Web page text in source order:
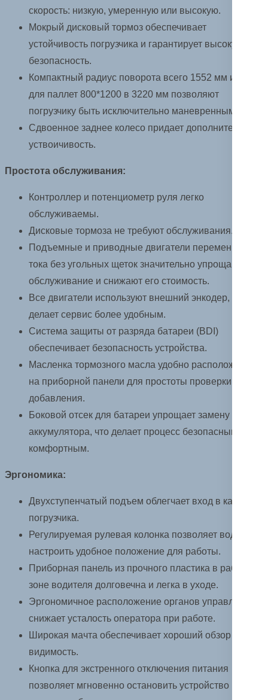
скорость: низкую, умеренную или высокую.
Мокрый дисковый тормоз обеспечивает
устойчивость погрузчика и гарантирует высокую
безопасность.
Компактный радиус поворота всего 1552 мм и AST
для паллет 800*1200 в 3220 мм позволяют
погрузчику быть исключительно маневренным.
Сдвоенное заднее колесо придает дополнительную
уствоичивость.
Простота обслуживания:
Контроллер и потенциометр руля легко
обслуживаемы.
Дисковые тормоза не требуют обслуживания.
Подъемные и приводные двигатели переменного
тока без угольных щеток значительно упрощают
обслуживание и снижают его стоимость.
Все двигатели используют внешний энкодер, что
делает сервис более удобным.
Система защиты от разряда батареи (BDI)
обеспечивает безопасность устройства.
Масленка тормозного масла удобно расположена
на приборной панели для простоты проверки и
добавления.
Боковой отсек для батареи упрощает замену
аккумулятора, что делает процесс безопасным и
комфортным.
Эргономика:
Двухступенчатый подъем облегчает вход в кабину
погрузчика.
Регулируемая рулевая колонка позволяет водителю
настроить удобное положение для работы.
Приборная панель из прочного пластика в рабочей
зоне водителя долговечна и легка в уходе.
Эргономичное расположение органов управления
снижает усталость оператора при работе.
Широкая мачта обеспечивает хороший обзор и
видимость.
Кнопка для экстренного отключения питания
позволяет мгновенно остановить устройство в